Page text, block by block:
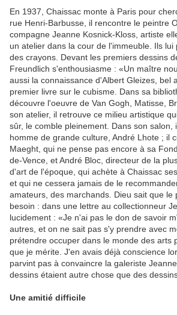
En 1937, Chaissac monte à Paris pour
rue Henri-Barbusse, il rencontre le peintre
compagne Jeanne Kosnick-Kloss, artiste
un atelier dans la cour de l'immeuble. Ils
des crayons. Devant les premiers dessins
Freundlich s'enthousiasme : «Un maître
aussi la connaissance d'Albert Gleizes, bel
premier livre sur le cubisme. Dans sa
découvre l'oeuvre de Van Gogh, Matisse,
son atelier, il retrouve ce milieu artistique
sûr, le comble pleinement. Dans son salon,
homme de grande culture, André Lhote ; il
Maeght, qui ne pense pas encore à sa
de-Vence, et André Bloc, directeur de la
d'art de l'époque, qui achète à Chaissac
et qui ne cessera jamais de le
amateurs, des marchands. Dieu sait que le
besoin : dans une lettre au collectionneur
lucidement : «Je n'ai pas le don de savoir
autres, et on ne sait pas s'y prendre avec
prétendre occuper dans le monde des arts
que je mérite. J'en avais déjà conscience
parvint pas à convaincre la galeriste
dessins étaient autre chose que des
Une amitié difficile